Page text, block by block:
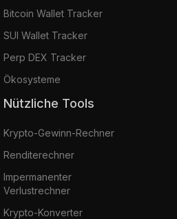
Bitcoin Wallet Tracker
SUI Wallet Tracker
Perp DEX Tracker
Ökosysteme
Nützliche Tools
Krypto-Gewinn-Rechner
Renditerechner
Impermanenter
Verlustrechner
Krypto-Konverter